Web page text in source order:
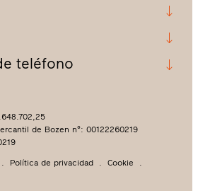
teléfono
de Bozen n°: 00122260219
Política de privacidad
Cookie